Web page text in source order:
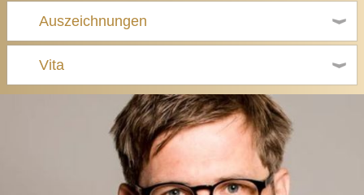
Auszeichnungen
Vita